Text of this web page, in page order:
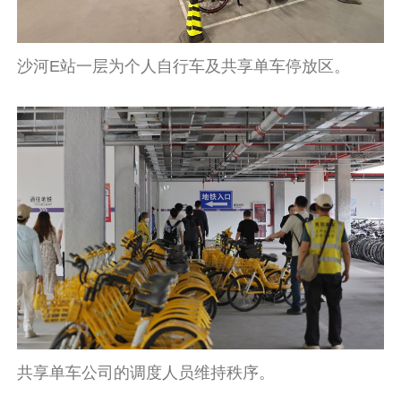
沙河E站一层为个人自行车及共享单车停放区。
共享单车公司的调度人员维持秩序。